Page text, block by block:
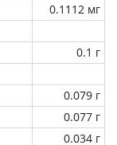
0.1112 мг
0.1 г
0.079 г
0.077 г
0.034 г